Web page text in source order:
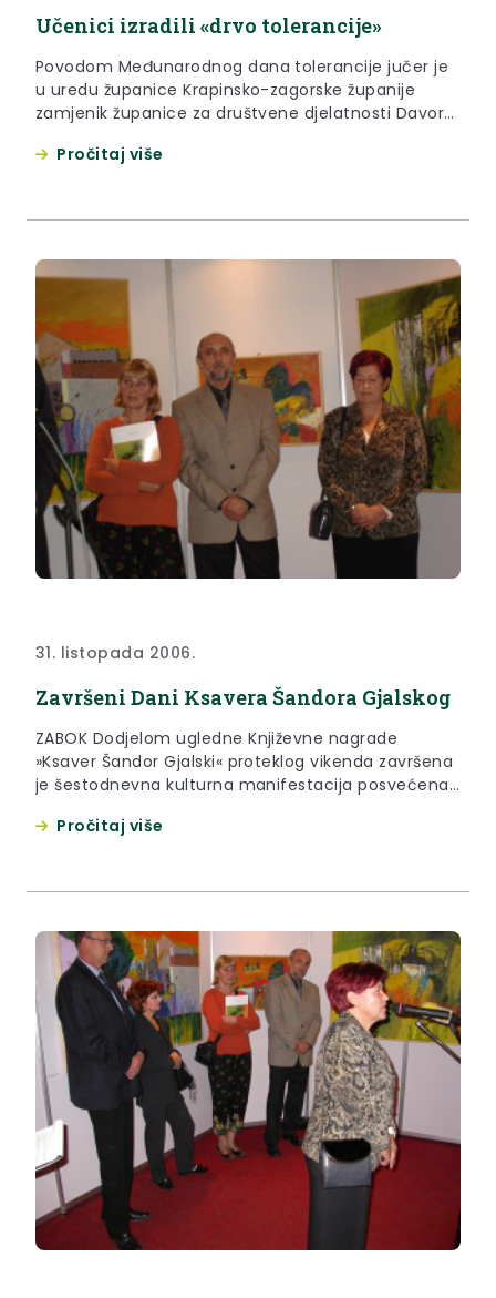
Učenici izradili «drvo tolerancije»
Povodom Međunarodnog dana tolerancije jučer je
u uredu županice Krapinsko-zagorske županije
zamjenik županice za društvene djelatnosti Davor
predstavnike Srednje škole Krapina i Gimnazije
se Krapinsko-zagorska županija koja je izabrala ove
dvije srednje škole za promicanje tolerancije.
Pročitaj više
31. listopada 2006.
Završeni Dani Ksavera Šandora Gjalskog
ZABOK Dodjelom ugledne Književne nagrade
»Ksaver Šandor Gjalski« proteklog vikenda završena
je šestodnevna kulturna manifestacija posvećena
Zaboka. Književna nagrada Ksaver Šandor Gjalski na
Pročitaj više